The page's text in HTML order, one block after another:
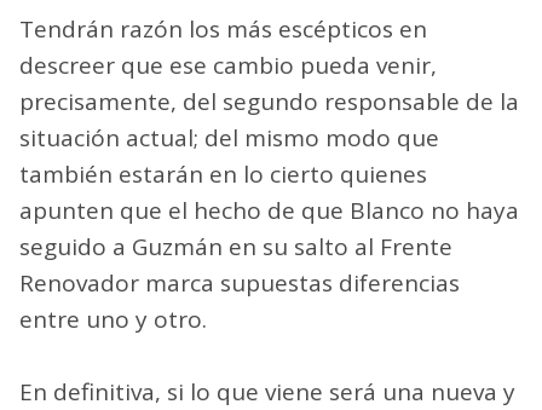
Tendrán razón los más escépticos en
descreer que ese cambio pueda venir,
precisamente, del segundo responsable de la
situación actual; del mismo modo que
también estarán en lo cierto quienes
apunten que el hecho de que Blanco no haya
seguido a Guzmán en su salto al Frente
Renovador marca supuestas diferencias
entre uno y otro.
En definitiva, si lo que viene será una nueva y